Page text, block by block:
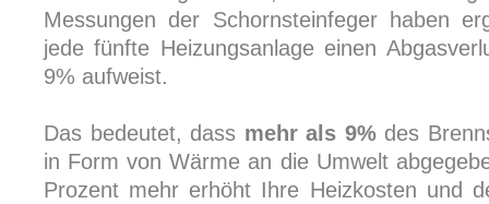
Messungen der Schornsteinfeger haben
jede fünfte Heizungsanlage einen
9% aufweist.
Das bedeutet, dass mehr als 9%des
in Form von Wärme an die Umwelt
Prozent mehr erhöht Ihre Heizkosten und